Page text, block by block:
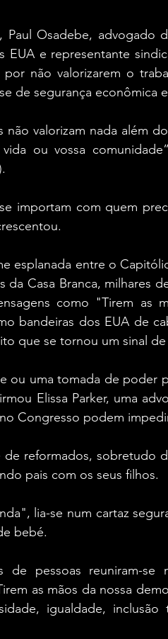
Osadebe, advogado
EUA e representante
não valorizarem o
de segurança econômica
não valorizam nada além
ou vossa
importam com quem
esplanada entre o
da Casa Branca, milhares
como "Tirem as
bandeiras dos EUA de
que se tornou um sinal
ou uma tomada de poder
Elissa Parker, uma
Congresso podem
reformados, sobretudo
pais com os seus filhos.
lia-se num cartaz
bebé.
de pessoas reuniram-
as mãos da nossa
igualdade,